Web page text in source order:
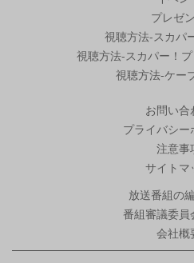
プレゼ
視聴方法-スカパ
視聴方法-スカパー！
視聴方法-ケー
お問い合
プライバシー
注意事
サイトマ
放送番組の
番組審議委員
会社概